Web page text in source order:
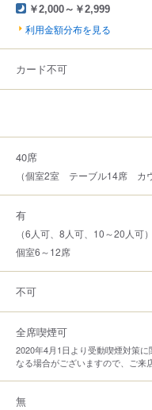
￥2,000～￥2,999
利用金額分布を見る
カード不可
40席
（個室2室 テーブル14席 カ
有
（6人可、8人可、10～20人可）
個室6～12席
不可
全席喫煙可
2020年4月1日より受動喫煙対策
なる場合がございますので、ご来
無